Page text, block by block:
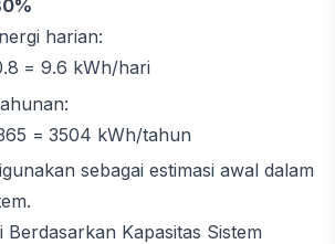
harian:
= 9.6 kWh/hari
= 3504 kWh/tahun
sebagai estimasi awal dalam
Berdasarkan Kapasitas Sistem